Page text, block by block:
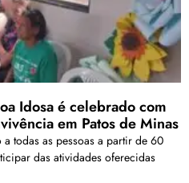
Idosa é celebrado com
em Patos de Minas
todas as pessoas a partir de 60
das atividades oferecidas